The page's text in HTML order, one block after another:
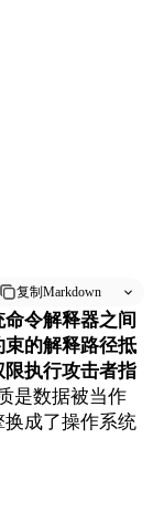
复制Markdown
令解释器之间
的解释路径抵
执行攻击者指
是数据被当作
成了操作系统